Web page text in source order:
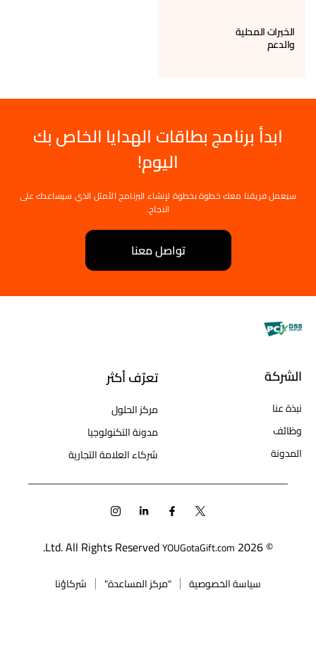
الخبرات المحلية
والدعم
ابدأ برنامج بطاقات الهدايا الخاص بك
اليوم!
سيعمل فريقنا معك خطوة بخطوة لإنشاء البرنامج الأمثل الذي سيساعدك على
النجاح.
تواصل معنا
الشركة
نبذة عنا
وظائف
المدونة
تعرّف أكثر
مركز الحلول
مدونة التكنولوجيا
شركاء العلامة التجارية
© 2026
YOUGotaGift.com
سياسة الخصوصية "مركز المساعدة" شركاؤنا